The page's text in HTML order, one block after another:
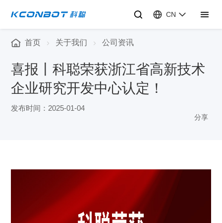
CN
首页 关于我们 公司资讯
喜报丨科聪荣获浙江省高新技术
企业研究开发中心认定！
发布时间：2025-01-04
分享